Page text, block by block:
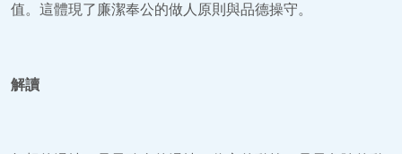
值。這體現了廉潔奉公的做人原則與品德操守。
解讀